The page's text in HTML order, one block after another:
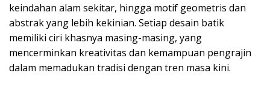
keindahan alam sekitar, hingga motif geometris dan
abstrak yang lebih kekinian. Setiap desain batik
memiliki ciri khasnya masing-masing, yang
mencerminkan kreativitas dan kemampuan pengrajin
dalam memadukan tradisi dengan tren masa kini.